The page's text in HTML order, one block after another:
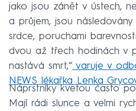
jako jsou zánět v ústech,
a průjem, jsou
srdce, poruchami
dvou až třech hodinách v
nastává smrt,“ varuje v
NEWS lékařka Lenka
Náprstníky kvetou často
Mají rádi slunce a velmi